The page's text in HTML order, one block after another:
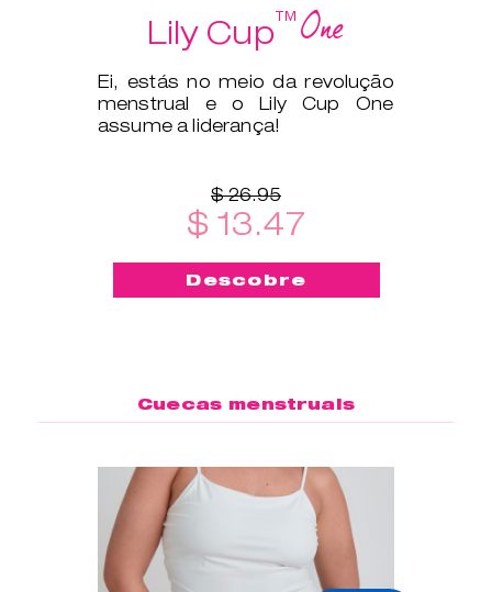
Lily Cup™One
Ei, estás no meio da revolução
menstrual e o Lily Cup One
assume a liderança!
$ 26.95
$ 13.47
Descobre
Cuecas menstruais